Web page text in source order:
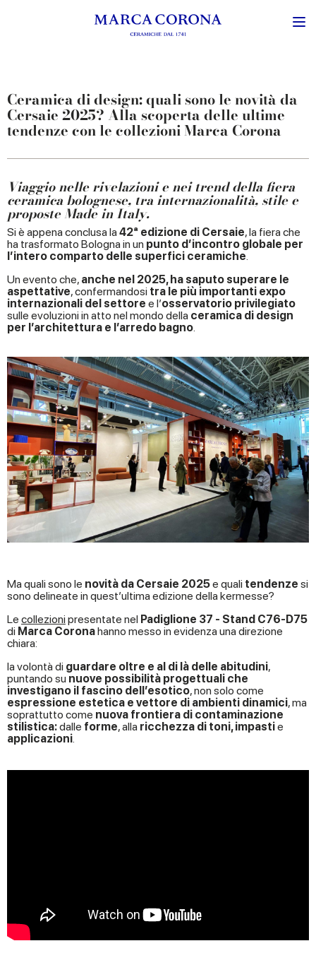
Ceramica di design: quali sono le novità da
Cersaie 2025? Alla scoperta delle ultime
tendenze con le collezioni Marca Corona
Viaggio nelle rivelazioni e nei trend della fiera
ceramica bolognese, tra internazionalità, stile e
proposte Made in Italy.
Si è appena conclusa la 42ª edizione di Cersaie, la fiera che
ha trasformato Bologna in un punto d’incontro globale per
l’intero comparto delle superfici ceramiche.
Un evento che, anche nel 2025, ha saputo superare le
aspettative, confermandosi tra le più importanti expo
internazionali del settore e l’osservatorio privilegiato
sulle evoluzioni in atto nel mondo della ceramica di design
per l’architettura e l’arredo bagno.
Ma quali sono le novità da Cersaie 2025e quali tendenze si
sono delineate in quest’ultima edizione della kermesse?
Le collezionipresentate nel Padiglione 37 - Stand C76-D75
di Marca Coronahanno messo in evidenza una direzione
chiara:
la volontà di guardare oltre e al di là delle abitudini,
puntando su nuove possibilità progettuali che
investigano il fascino dell’esotico, non solo come
espressione estetica e vettore di ambienti dinamici, ma
soprattutto come nuova frontiera di contaminazione
stilistica:dalle forme, alla ricchezza di toni, impastie
applicazioni.